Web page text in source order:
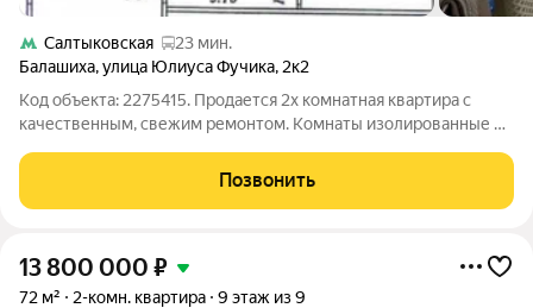
Салтыковская
23 мин.
Балашиха,улица Юлиуса Фучика, 2к2
Код объекта: 2275415. Продается 2х комнатная квартира с
качественным, свежим ремонтом. Комнаты изолированные в
капитальный ремонт в 2022 году-наливные полы, ламинат 12
мм, шумоизоляция стен, установлены
Позвонить
13 800 000 ₽
72 м² 2-комн. квартира 9 этаж из 9